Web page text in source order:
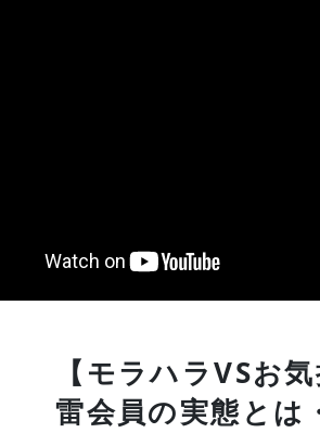
【モラハラVSお
雷会員の実態とは